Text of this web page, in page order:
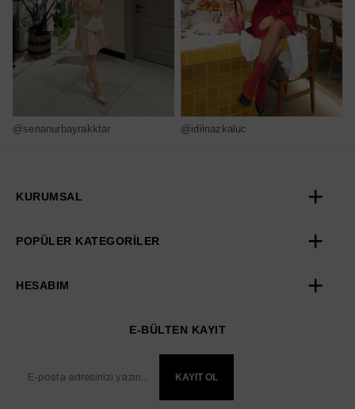
@senanurbayrakktar @idilnazkaluc
KURUMSAL
POPÜLER KATEGORİLER
HESABIM
E-BÜLTEN KAYIT
KAYIT OL